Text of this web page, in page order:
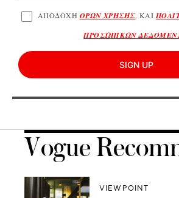
ΑΠΟΔΟΧΗ ΟΡΩΝ ΧΡΗΣΗΣ, ΚΑΙ
ΠΡΟΣΩΠΙΚΩΝ
SIGN UP
Vogue
VIEWPOINT